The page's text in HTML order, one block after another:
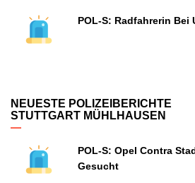
POL-S: Radfahrerin Bei
NEUESTE POLIZEIBERICHTE
STUTTGART MÜHLHAUSEN
POL-S: Opel Contra
Gesucht